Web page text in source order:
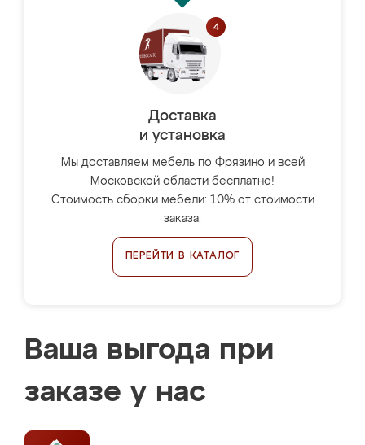
Доставка
и установка
Мы доставляем мебель по Фрязино и всей
Московской области бесплатно!
Стоимость сборки мебели: 10% от стоимости
заказа.
ПЕРЕЙТИ В КАТАЛОГ
Ваша выгода при
заказе у нас